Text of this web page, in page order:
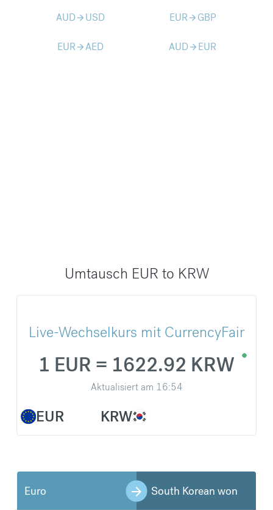
AUDarrow_forward USD EURarrow_forward GBP
EURarrow_forwardAED AUDarrow_forward EUR
Umtausch EUR to KRW
Live-Wechselkurs mit CurrencyFair
EUR
1 EUR = 1622.92 KRW
Aktualisiert am 16:54
KRW
Euro South Korean won